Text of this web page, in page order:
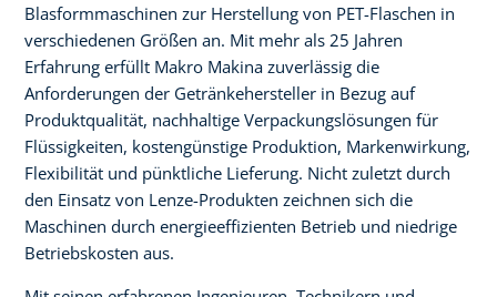
Blasformmaschinen zur Herstellung von PET-Flaschen in
verschiedenen Größen an. Mit mehr als 25 Jahren
Erfahrung erfüllt Makro Makina zuverlässig die
Anforderungen der Getränkehersteller in Bezug auf
Produktqualität, nachhaltige Verpackungslösungen für
Flüssigkeiten, kostengünstige Produktion, Markenwirkung,
Flexibilität und pünktliche Lieferung. Nicht zuletzt durch
den Einsatz von Lenze-Produkten zeichnen sich die
Maschinen durch energieeffizienten Betrieb und niedrige
Betriebskosten aus.